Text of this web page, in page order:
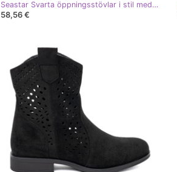
Seastar Svarta öppningsstövlar i stil med en cowboy
58,56 €